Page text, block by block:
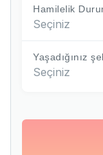
Hamilelik
Seçiniz
Yaşadığınız
Seçiniz